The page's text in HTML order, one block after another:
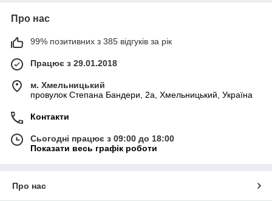
Про нас
99% позитивних з 385 відгуків за рік
Працює з 29.01.2018
м. Хмельницький
провулок Степана Бандери, 2a, Хмельницький, Україна
Контакти
Сьогодні працює з 09:00 до 18:00
Показати весь графік роботи
Про нас